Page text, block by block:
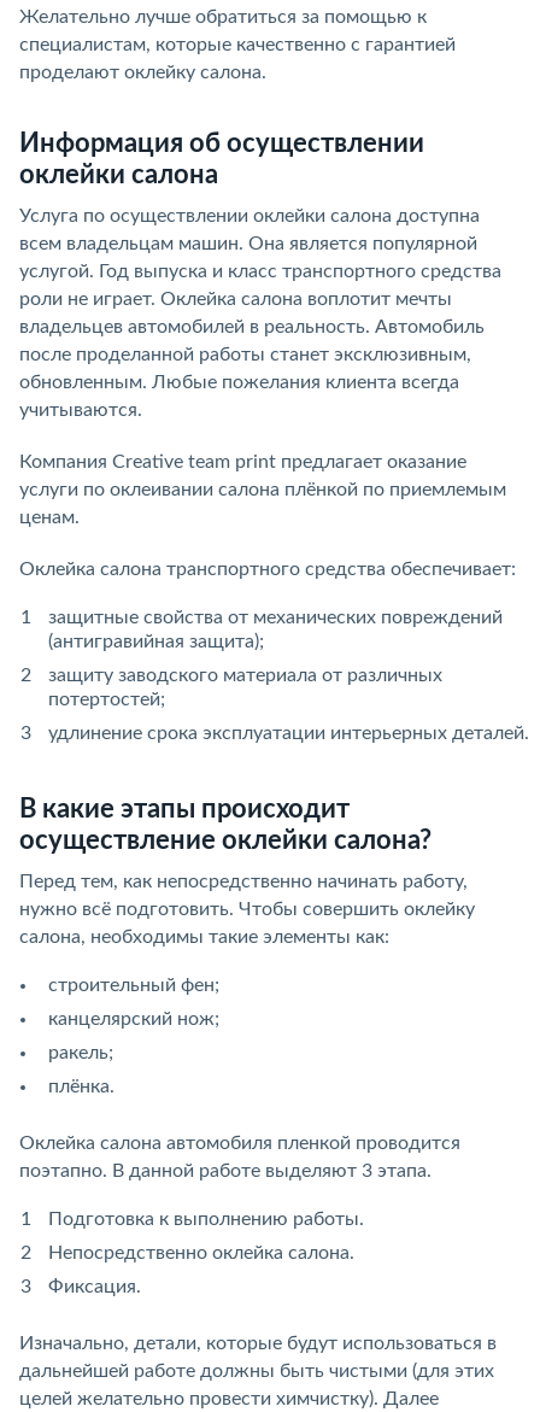
Желательно лучше обратиться за помощью к
специалистам, которые качественно с гарантией
проделают оклейку салона.
Информация об осуществлении
оклейки салона
Услуга по осуществлении оклейки салона доступна
всем владельцам машин. Она является популярной
услугой. Год выпуска и класс транспортного средства
роли не играет. Оклейка салона воплотит мечты
владельцев автомобилей в реальность. Автомобиль
после проделанной работы станет эксклюзивным,
обновленным. Любые пожелания клиента всегда
учитываются.
Компания Creative team print предлагает оказание
услуги по оклеивании салона плёнкой по приемлемым
ценам.
Оклейка салона транспортного средства обеспечивает:
защитные свойства от механических повреждений
(антигравийная защита);
защиту заводского материала от различных
потертостей;
удлинение срока эксплуатации интерьерных деталей.
В какие этапы происходит
осуществление оклейки салона?
Перед тем, как непосредственно начинать работу,
нужно всё подготовить. Чтобы совершить оклейку
салона, необходимы такие элементы как:
строительный фен;
канцелярский нож;
ракель;
плёнка.
Оклейка салона автомобиля пленкой проводится
поэтапно. В данной работе выделяют 3 этапа.
Подготовка к выполнению работы.
Непосредственно оклейка салона.
Фиксация.
Изначально, детали, которые будут использоваться в
дальнейшей работе должны быть чистыми (для этих
целей желательно провести химчистку). Далее